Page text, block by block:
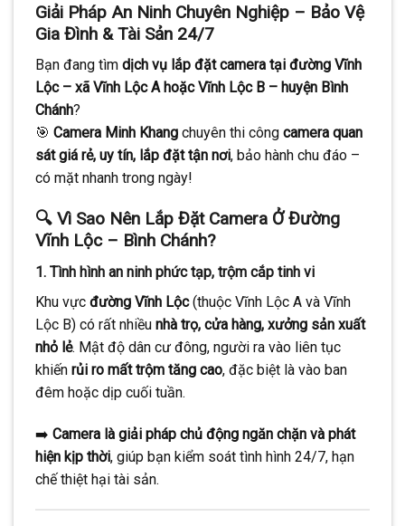
Giải Pháp An Ninh Chuyên Nghiệp – Bảo Vệ
Gia Đình & Tài Sản 24/7
Bạn đang tìm dịch vụ lắp đặt camera tại đường Vĩnh
Lộc – xã Vĩnh Lộc A hoặc Vĩnh Lộc B – huyện Bình
Chánh?
🎯 Camera Minh Khang chuyên thi công camera quan
sát giá rẻ, uy tín, lắp đặt tận nơi, bảo hành chu đáo –
có mặt nhanh trong ngày!
🔍 Vì Sao Nên Lắp Đặt Camera Ở Đường
Vĩnh Lộc – Bình Chánh?
1. Tình hình an ninh phức tạp, trộm cắp tinh vi
Khu vực đường Vĩnh Lộc(thuộc Vĩnh Lộc A và Vĩnh
Lộc B) có rất nhiều nhà trọ, cửa hàng, xưởng sản xuất
nhỏ lẻ. Mật độ dân cư đông, người ra vào liên tục
khiến rủi ro mất trộm tăng cao, đặc biệt là vào ban
đêm hoặc dịp cuối tuần.
➡️ Camera là giải pháp chủ động ngăn chặn và phát
hiện kịp thời, giúp bạn kiểm soát tình hình 24/7, hạn
chế thiệt hại tài sản.